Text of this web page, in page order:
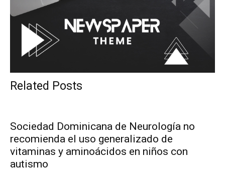
Related Posts
Sociedad Dominicana de Neurología no
recomienda el uso generalizado de
vitaminas y aminoácidos en niños con
autismo